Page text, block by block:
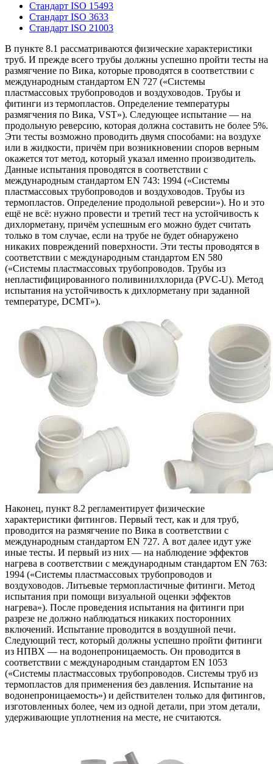
Стандарт ISO 15493
Стандарт ISO 3633
Стандарт ISO 21003
В пункте 8.1 рассматриваются физические характеристики
труб. И прежде всего трубы должны успешно пройти тесты на
размягчение по Вика, которые проводятся в соответствии с
международным стандартом EN 727 («Системы
пластмассовых трубопроводов и воздуховодов. Трубы и
фитинги из термопластов. Определение температуры
размягчения по Вика, VST»). Следующее испытание — на
продольную реверсию, которая должна составить не более 5%.
Эти тесты возможно проводить двумя способами: на воздухе
или в жидкости, причём при возникновении споров верным
окажется тот метод, который указал именно производитель.
Данные испытания проводятся в соответствии с
международным стандартом EN 743: 1994 («Системы
пластмассовых трубопроводов и воздуховодов. Трубы из
термопластов. Определение продольной реверсии»). Но и это
ещё не всё: нужно провести и третий тест на устойчивость к
дихлорметану, причём успешным его можно будет считать
только в том случае, если на трубе не будет обнаружено
никаких повреждений поверхности. Эти тесты проводятся в
соответствии с международным стандартом EN 580
(«Системы пластмассовых трубопроводов. Трубы из
непластифицированного поливинилхлорида (PVC-U). Метод
испытания на устойчивость к дихлорметану при заданной
температуре, DCMT»).
Наконец, пункт 8.2 регламентирует физические
характеристики фитингов. Первый тест, как и для труб,
проводится на размягчение по Вика в соответствии с
международным стандартом EN 727. А вот далее идут уже
иные тесты. И первый из них — на наблюдение эффектов
нагрева в соответствии с международным стандартом EN 763:
1994 («Системы пластмассовых трубопроводов и
воздуховодов. Литьевые термопластичные фитинги. Метод
испытания при помощи визуальной оценки эффектов
нагрева»). После проведения испытания на фитинги при
разрезе не должно наблюдаться никаких посторонних
включений. Испытание проводится в воздушной печи.
Следующий тест, который должны успешно пройти фитинги
из НПВХ — на водонепроницаемость. Он проводится в
соответствии с международным стандартом EN 1053
(«Системы пластмассовых трубопроводов. Системы труб из
термопластов для применения без давления. Испытание на
водонепроницаемость») и действителен только для фитингов,
изготовленных более, чем из одной детали, при этом детали,
удерживающие уплотнения на месте, не считаются.